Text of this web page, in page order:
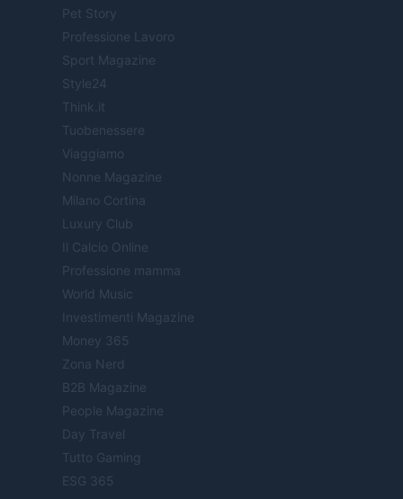
Pet Story
Professione Lavoro
Sport Magazine
Style24
Think.it
Tuobenessere
Viaggiamo
Nonne Magazine
Milano Cortina
Luxury Club
Il Calcio Online
Professione mamma
World Music
Investimenti Magazine
Money 365
Zona Nerd
B2B Magazine
People Magazine
Day Travel
Tutto Gaming
ESG 365